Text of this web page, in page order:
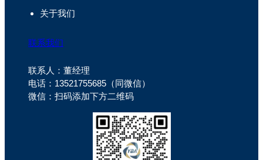
关于我们
联系我们
联系人：董经理
电话：13521755685（同微信）
微信：扫码添加下方二维码